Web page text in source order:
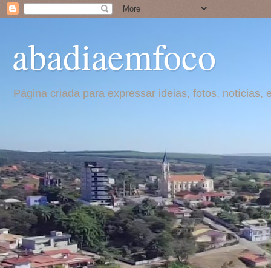
abadiaemfoco
Página criada para expressar ideias, fotos,